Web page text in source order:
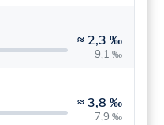
≈ 2,3 ‰
9,1 ‰
≈ 3,8 ‰
7,9 ‰